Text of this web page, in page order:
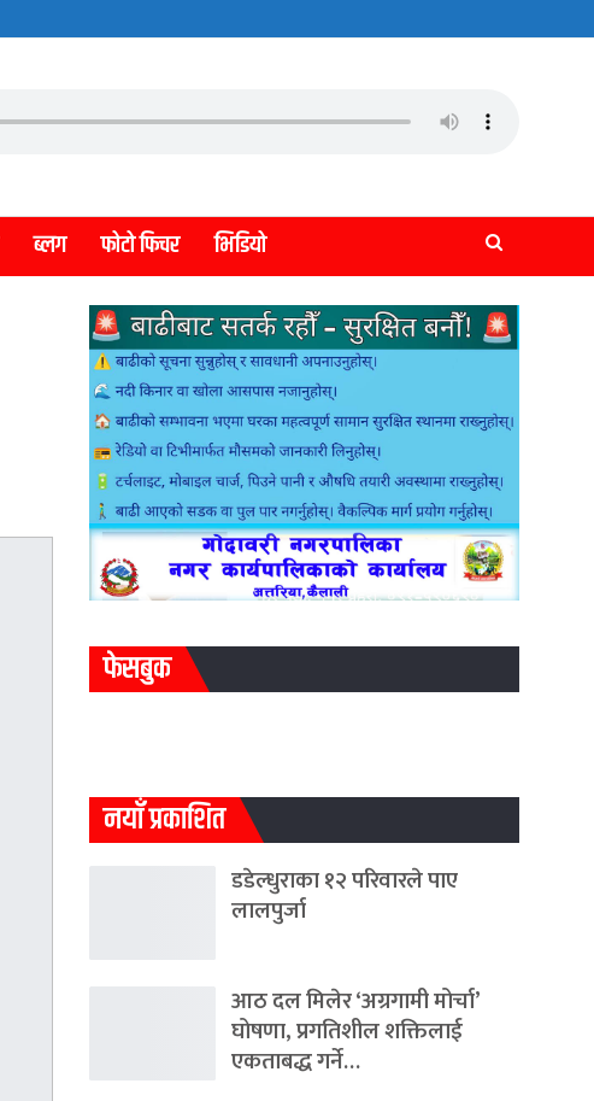
ब्लग फोटो फिचर भिडियो
फेसबुक
नयाँ प्रकाशित
डडेल्धुराका १२ परिवारले पाए
लालपुर्जा
आठ दल मिलेर ‘अग्रगामी मोर्चा’
घोषणा, प्रगतिशील शक्तिलाई
एकताबद्ध गर्ने…